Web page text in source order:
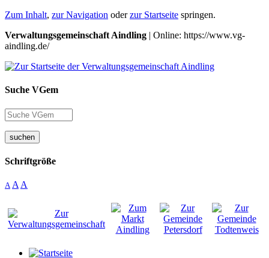
Zum Inhalt, zur Navigation oderzur Startseite springen.
Verwaltungsgemeinschaft Aindling | Online: https://www.vg-
aindling.de/
Suche VGem
suchen
Schriftgröße
A A A